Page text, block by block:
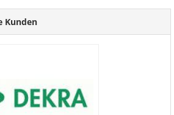
Kunden